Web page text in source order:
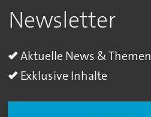
Newsletter
Aktuelle News & Themen
Exklusive Inhalte